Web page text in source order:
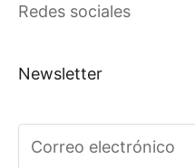
Redes sociales
Newsletter